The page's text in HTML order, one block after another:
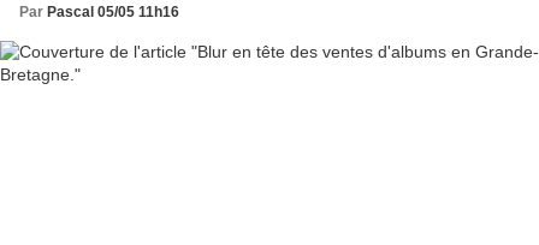
Par Pascal 05/05 11h16